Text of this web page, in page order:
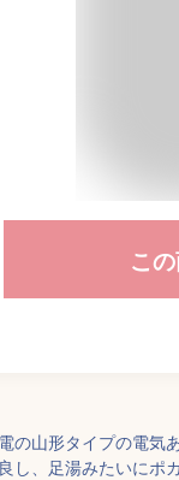
こ
の山形タイプの電気
し、足湯みたいにポ